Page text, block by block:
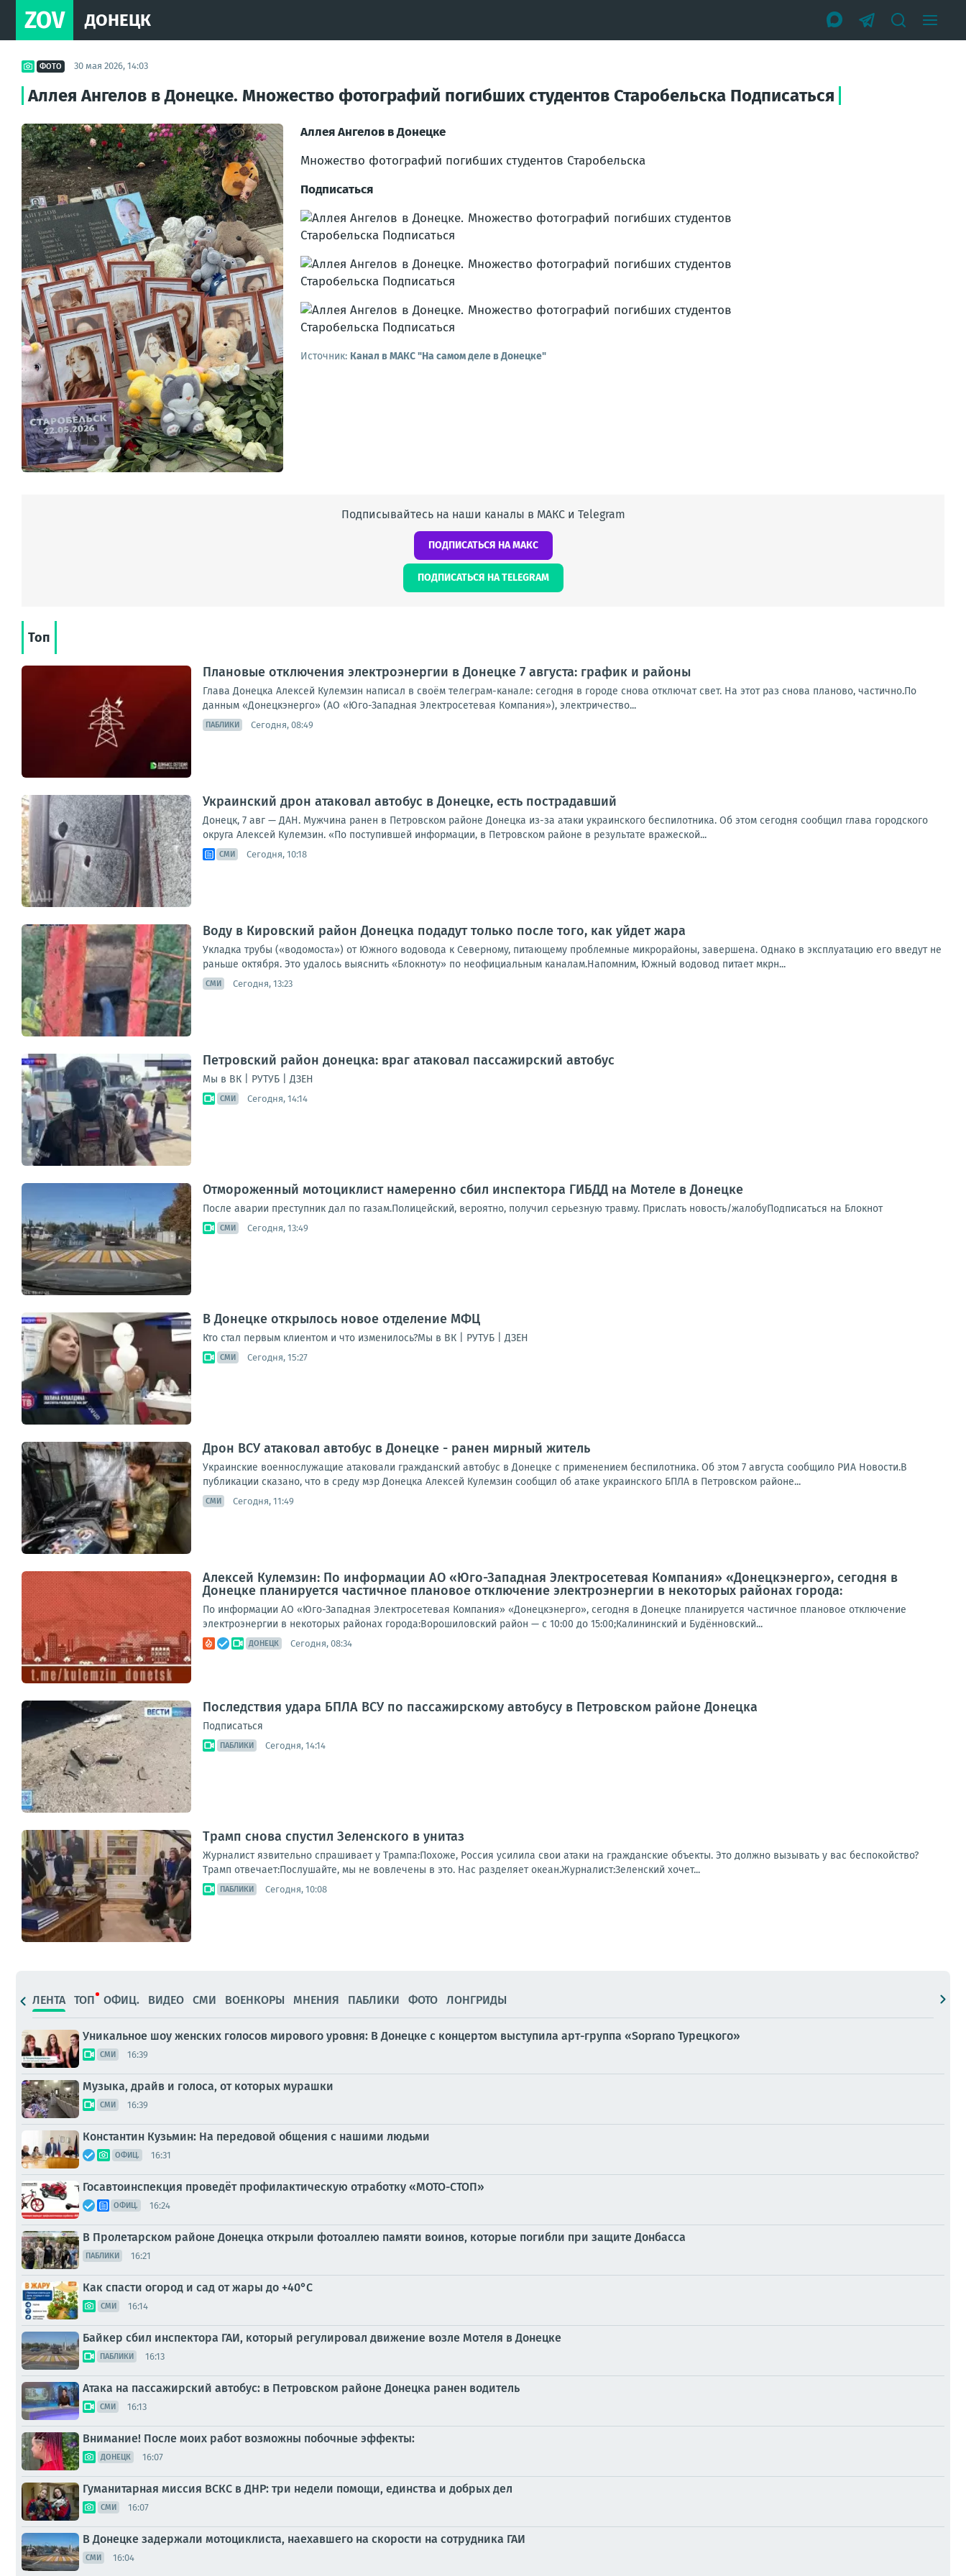
ZOV ДОНЕЦК
ФОТО 30 мая 2026, 14:03
Аллея Ангелов в Донецке. Множество фотографий погибших студентов Старобельска Подписаться
Аллея Ангелов в Донецке
Множество фотографий погибших студентов Старобельска
Подписаться
Источник: Канал в МАКС "На самом деле в Донецке"
Подписывайтесь на наши каналы в МАКС и Telegram
ПОДПИСАТЬСЯ НА МАКС
ПОДПИСАТЬСЯ НА TELEGRAM
Топ
Плановые отключения электроэнергии в Донецке 7 августа: график и районы
Глава Донецка Алексей Кулемзин написал в своём телеграм-канале: сегодня в городе снова отключат свет. На этот раз снова планово, частично.По
данным «Донецкэнерго» (АО «Юго-Западная Электросетевая Компания»), электричество...
ПАБЛИКИ Сегодня, 08:49
Украинский дрон атаковал автобус в Донецке, есть пострадавший
Донецк, 7 авг — ДАН. Мужчина ранен в Петровском районе Донецка из-за атаки украинского беспилотника. Об этом сегодня сообщил глава городского
округа Алексей Кулемзин. «По поступившей информации, в Петровском районе в результате вражеской...
СМИ Сегодня, 10:18
Воду в Кировский район Донецка подадут только после того, как уйдет жара
Укладка трубы («водомоста») от Южного водовода к Северному, питающему проблемные микрорайоны, завершена. Однако в эксплуатацию его введут не
раньше октября. Это удалось выяснить «Блокноту» по неофициальным каналам.Напомним, Южный водовод питает мкрн...
СМИ Сегодня, 13:23
Петровский район донецка: враг атаковал пассажирский автобус
Мы в ВК | РУТУБ | ДЗЕН
СМИ Сегодня, 14:14
Отмороженный мотоциклист намеренно сбил инспектора ГИБДД на Мотеле в Донецке
После аварии преступник дал по газам.Полицейский, вероятно, получил серьезную травму. Прислать новость/жалобуПодписаться на Блокнот
СМИ Сегодня, 13:49
В Донецке открылось новое отделение МФЦ
Кто стал первым клиентом и что изменилось?Мы в ВК | РУТУБ | ДЗЕН
СМИ Сегодня, 15:27
Дрон ВСУ атаковал автобус в Донецке - ранен мирный житель
Украинские военнослужащие атаковали гражданский автобус в Донецке с применением беспилотника. Об этом 7 августа сообщило РИА Новости.В
публикации сказано, что в среду мэр Донецка Алексей Кулемзин сообщил об атаке украинского БПЛА в Петровском районе...
СМИ Сегодня, 11:49
Алексей Кулемзин: По информации АО «Юго-Западная Электросетевая Компания» «Донецкэнерго», сегодня в
Донецке планируется частичное плановое отключение электроэнергии в некоторых районах города:
По информации АО «Юго-Западная Электросетевая Компания» «Донецкэнерго», сегодня в Донецке планируется частичное плановое отключение
электроэнергии в некоторых районах города:Ворошиловский район — с 10:00 до 15:00;Калининский и Будённовский...
ДОНЕЦК Сегодня, 08:34
Последствия удара БПЛА ВСУ по пассажирскому автобусу в Петровском районе Донецка
Подписаться
ПАБЛИКИ Сегодня, 14:14
Трамп снова спустил Зеленского в унитаз
Журналист язвительно спрашивает у Трампа:Похоже, Россия усилила свои атаки на гражданские объекты. Это должно вызывать у вас беспокойство?
Трамп отвечает:Послушайте, мы не вовлечены в это. Нас разделяет океан.Журналист:Зеленский хочет...
ПАБЛИКИ Сегодня, 10:08
ЛЕНТА ТОП ОФИЦ. ВИДЕО СМИ ВОЕНКОРЫ МНЕНИЯ ПАБЛИКИ ФОТО ЛОНГРИДЫ
Уникальное шоу женских голосов мирового уровня: В Донецке с концертом выступила арт-группа «Soprano Турецкого»
СМИ 16:39
Музыка, драйв и голоса, от которых мурашки
СМИ 16:39
Константин Кузьмин: На передовой общения с нашими людьми
ОФИЦ. 16:31
Госавтоинспекция проведёт профилактическую отработку «МОТО-СТОП»
ОФИЦ. 16:24
В Пролетарском районе Донецка открыли фотоаллею памяти воинов, которые погибли при защите Донбасса
ПАБЛИКИ 16:21
Как спасти огород и сад от жары до +40°C
СМИ 16:14
Байкер сбил инспектора ГАИ, который регулировал движение возле Мотеля в Донецке
ПАБЛИКИ 16:13
Атака на пассажирский автобус: в Петровском районе Донецка ранен водитель
СМИ 16:13
Внимание! После моих работ возможны побочные эффекты:
ДОНЕЦК 16:07
Гуманитарная миссия ВСКС в ДНР: три недели помощи, единства и добрых дел
СМИ 16:07
В Донецке задержали мотоциклиста, наехавшего на скорости на сотрудника ГАИ
СМИ 16:04